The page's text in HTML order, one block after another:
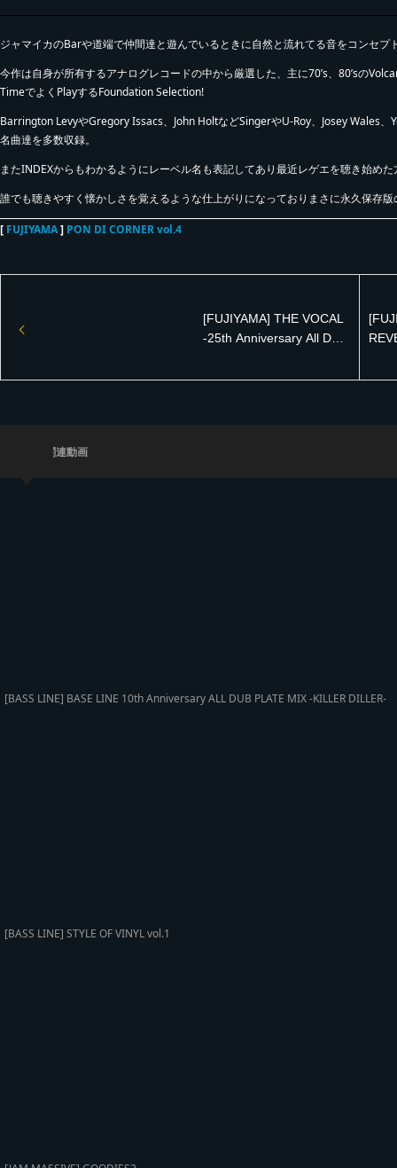
ジャマイカのBarや道端で仲間達と遊んでいるときに自然と流れてる音をコンセ
今作は自身が所有するアナログレコードの中から厳選した、主に70’s、80’sの
TimeでよくPlayするFoundation Selection!
Barrington LevyやGregory Issacs、John HoltなどSingerやU-Roy、Josey Wales
名曲達を多数収録。
またINDEXからもわかるようにレーベル名も表記してあり最近レゲエを聴き始め
誰でも聴きやすく懐かしさを覚えるような仕上がりになっておりまさに永久保存版
[ FUJIYAMA] PON DI CORNER vol.4
[FUJIYAMA] THE VOCAL
-25th Anniversary All Dub
関連動画
[BASS LINE] BASE LINE 10th Anniversary ALL DUB PLATE MIX -KILLER DILLER-
[BASS LINE] STYLE OF VINYL vol.1